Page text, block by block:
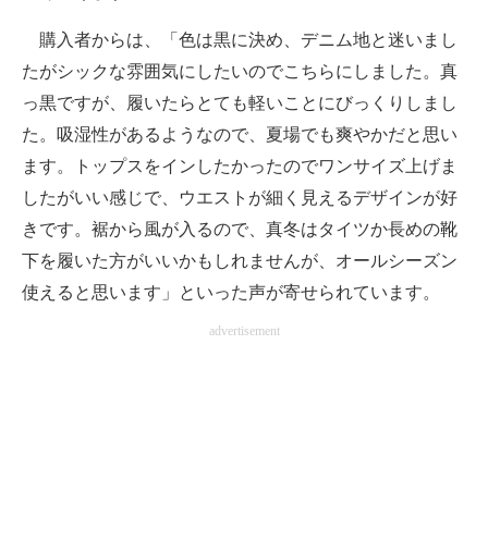
購入者からは、「色は黒に決め、デニム地と迷いまし
たがシックな雰囲気にしたいのでこちらにしました。真
っ黒ですが、履いたらとても軽いことにびっくりしまし
た。吸湿性があるようなので、夏場でも爽やかだと思い
ます。トップスをインしたかったのでワンサイズ上げま
したがいい感じで、ウエストが細く見えるデザインが好
きです。裾から風が入るので、真冬はタイツか長めの靴
下を履いた方がいいかもしれませんが、オールシーズン
使えると思います」といった声が寄せられています。
advertisement